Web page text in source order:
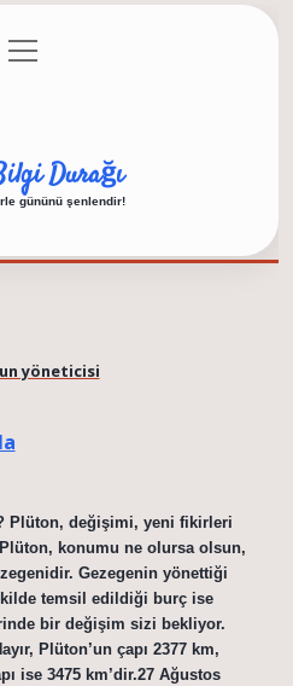
Politikası
menüyü
aç
Durağı
gününü şenlendir!
yöneticisi
Plüton, değişimi, yeni fikirleri
konumu ne olursa olsun,
Gezegenin yönettiği
temsil edildiği burç ise
bir değişim sizi bekliyor.
Plüton’un çapı 2377 km,
ise 3475 km’dir.27 Ağustos